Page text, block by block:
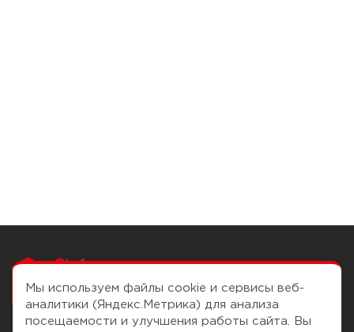
Чтобы вам легко
Мы используем файлы cookie и сервисы веб-
аналитики (Яндекс.Метрика) для анализа
посещаемости и улучшения работы сайта. Вы